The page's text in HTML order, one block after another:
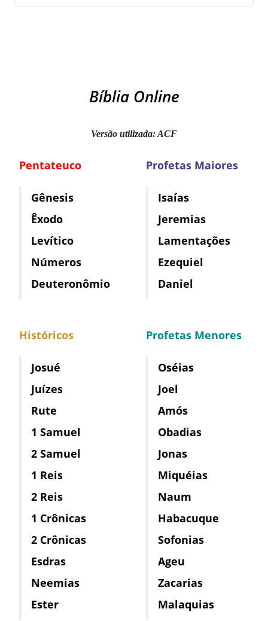
Bíblia Online
Versão utilizada: ACF
Pentateuco
Gênesis
Êxodo
Levítico
Números
Deuteronômio
Históricos
Josué
Juízes
Rute
1 Samuel
2 Samuel
1 Reis
2 Reis
1 Crônicas
2 Crônicas
Esdras
Neemias
Ester
Profetas Maiores
Isaías
Jeremias
Lamentações
Ezequiel
Daniel
Profetas Menores
Oséias
Joel
Amós
Obadias
Jonas
Miquéias
Naum
Habacuque
Sofonias
Ageu
Zacarias
Malaquias